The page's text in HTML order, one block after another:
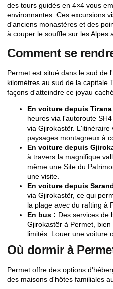
des tours guidés en 4×4 vous
environnantes. Ces excursions
d'anciens monastères et des
à couper le souffle sur les Alpes
Comment se
Permet est situé dans le sud de
kilomètres au sud de la capitale
façons d'atteindre ce joyau
En voiture depuis Tirana
heures via l'autoroute
via Gjirokastër.
paysages montagneux à
En voiture depuis
à travers la magnifique
même une Site du
une visite.
En voiture depuis
via Gjirokastër, ce qui
la plage avec du rafting à
En bus : Des services de
Gjirokastër à Permet,
limités. Louer une voiture
Où dormir à
Permet offre des options
des maisons d'hôtes familiales